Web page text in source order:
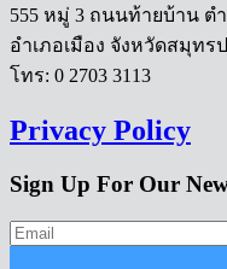
555 หมู่ 3 ถนนท้ายบ้าน ต
อำเภอเมือง จังหวัดสมุทร
โทร: 0 2703 3113
Privacy Policy
Sign Up For Our